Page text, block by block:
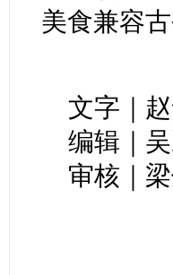
美食兼容
文字｜
编辑｜
审核｜